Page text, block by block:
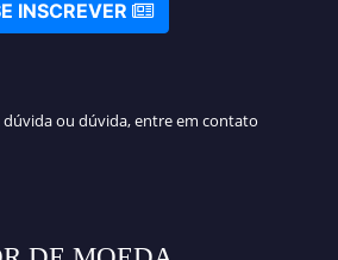
INSCREVER
dúvida ou dúvida, entre em contato